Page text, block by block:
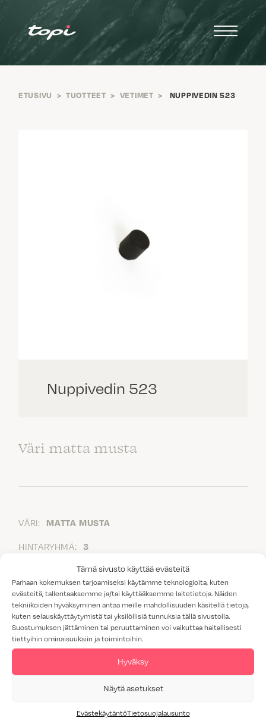
Tämä sivusto käyttää evästeitä
Parhaan kokemuksen tarjoamiseksi käytämme teknologioita, kuten
evästeitä, tallentaaksemme ja/tai käyttääksemme laitetietoja. Näiden
tekniikoiden hyväksyminen antaa meille mahdollisuuden käsitellä tietoja,
kuten selauskäyttäytymistä tai yksilöllisiä tunnuksia tällä sivustolla.
Suostumuksen jättäminen tai peruuttaminen voi vaikuttaa haitallisesti
tiettyihin ominaisuuksiin ja toimintoihin.
Hyväksy
Näytä asetukset
EvästekäytäntöTietosuojalausunto
ETUSIVU > TUOTTEET > VETIMET > NUPPIVEDIN 523
Nuppivedin 523
Väri matta musta
VÄRI: MATTA MUSTA
HINTARYHMÄ: 3
TILAT